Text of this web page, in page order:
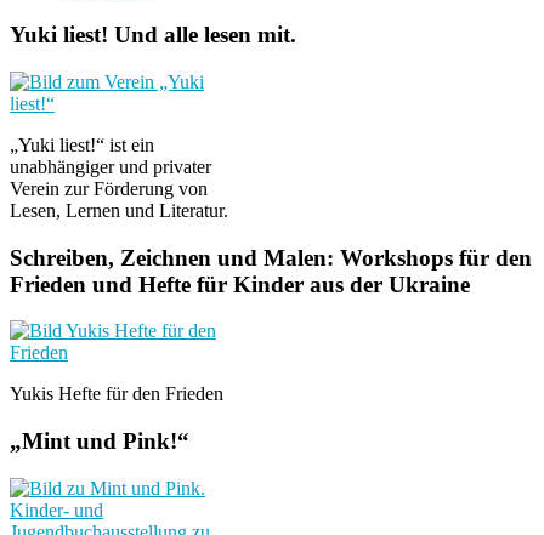
Yuki liest! Und alle lesen mit.
„Yuki liest!“ ist ein
unabhängiger und privater
Verein zur Förderung von
Lesen, Lernen und Literatur.
Schreiben, Zeichnen und Malen: Workshops für den
Frieden und Hefte für Kinder aus der Ukraine
Yukis Hefte für den Frieden
„Mint und Pink!“